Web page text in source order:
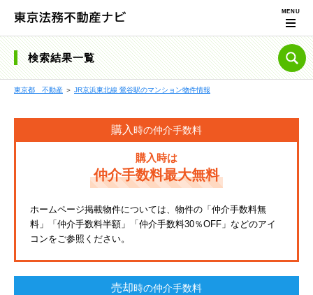
検索結果一覧
東京都 不動産 ＞ JR京浜東北線 鶯谷駅のマンション物件情報
購入時の仲介手数料
購入時は
仲介手数料最大無料
ホームページ掲載物件については、物件の「仲介手数料無
料」「仲介手数料半額」「仲介手数料30％OFF」などのアイ
コンをご参照ください。
売却時の仲介手数料